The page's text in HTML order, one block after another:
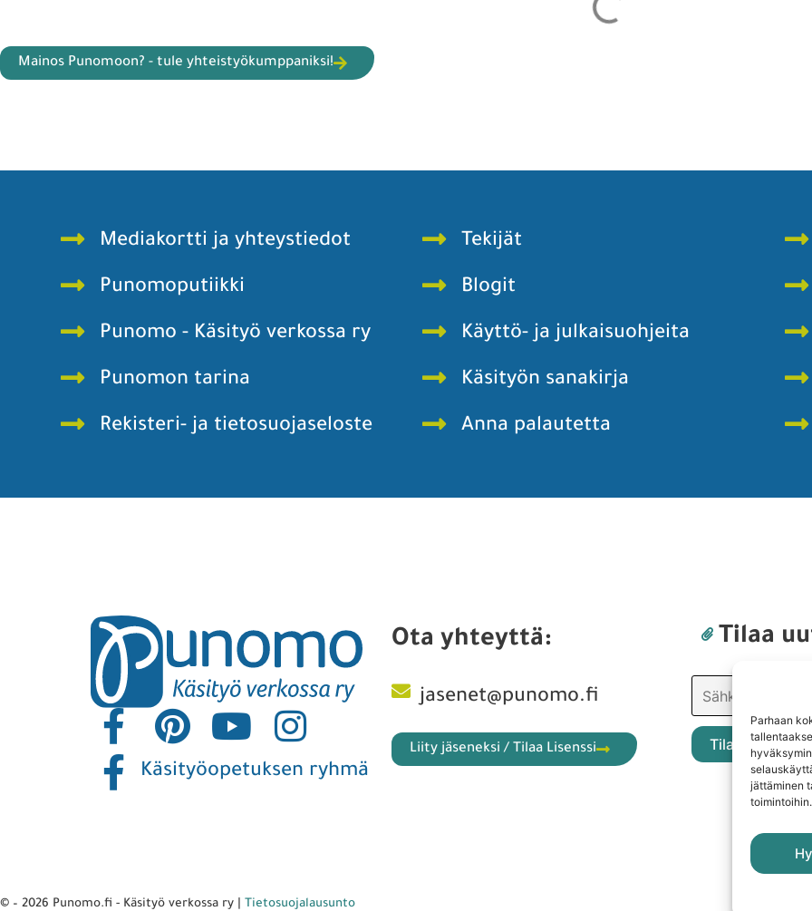
Parhaan
jättäminen
toimintoihin.
peruskomponentit sekä monipuolinen valikoima
ledejä. Opettajien toiveista rakennettu
tekevät Konstipakista luottotoimittajan.
Mainos Punomoon? - tule yhteistyökumppaniksi!
Punomo - Käsityö verkossa ry
Punomon tarina
Rekisteri- ja tietosuojaseloste
Käyttö- ja julkaisuohjeita
Käsityön sanakirja
Anna palautetta